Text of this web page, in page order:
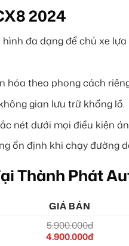
2024
đa dạng để chủ xe
hóa theo phong cách
gian lưu trữ khổng lồ.
nét dưới mọi điều kiện
ổn định khi chạy đường
Thành Phát
GIÁ BÁN
5.900.000đ
4.900.000đ